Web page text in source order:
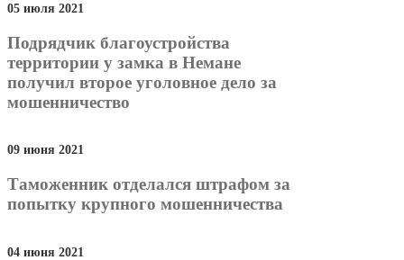
05 июля 2021
Подрядчик благоустройства
территории у замка в Немане
получил второе уголовное дело за
мошенничество
09 июня 2021
Таможенник отделался штрафом за
попытку крупного мошенничества
04 июня 2021